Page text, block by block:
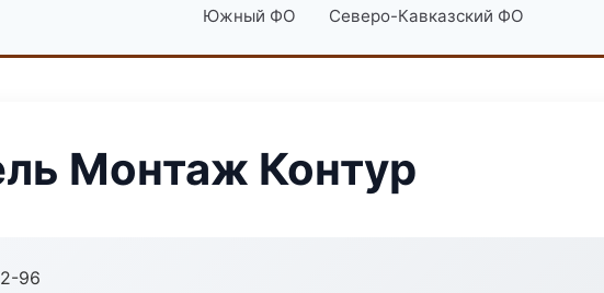
Южный ФО Северо-Кавказский ФО
Монтаж Контур
96